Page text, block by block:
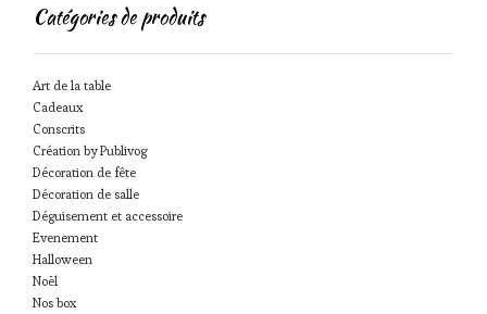
Catégories de produits
Art de la table
Cadeaux
Conscrits
Création by Publivog
Décoration de fête
Décoration de salle
Déguisement et accessoire
Evenement
Halloween
Noël
Nos box